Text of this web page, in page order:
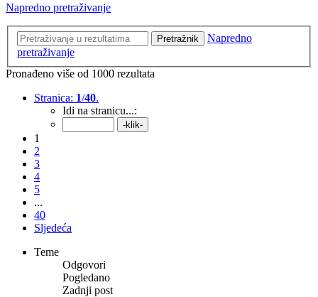
Napredno pretraživanje
Pretražnik
Napredno
pretraživanje
Pronađeno više od 1000 rezultata
Stranica: 1/40.
Idi na stranicu...:
1
2
3
4
5
...
40
Sljedeća
Teme
Odgovori
Pogledano
Zadnji post